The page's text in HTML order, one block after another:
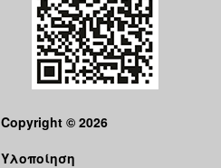
Copyright © 2026
Υλοποίηση